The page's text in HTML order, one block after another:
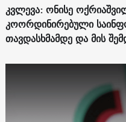
კვლევა: ონისე
კოორდინირებული
თავდასხმამდე და მის